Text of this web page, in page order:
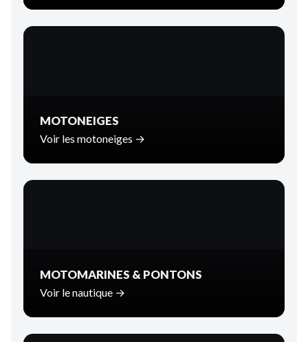
MOTONEIGES
Voir les motoneiges →
MOTOMARINES & PONTONS
Voir le nautique →